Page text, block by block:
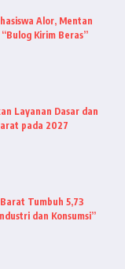
Alor, Mentan
Kirim Beras”
Layanan Dasar dan
pada 2027
Tumbuh 5,73
dan Konsumsi”